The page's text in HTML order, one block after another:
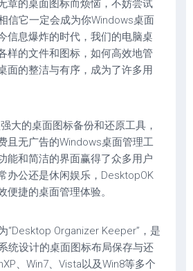
章的桌面图标而烦恼，不妨尝试
信它一定会成为你Windows桌面
信息爆炸的时代，我们的电脑桌
样的文件和图标，如何高效地管
面的整洁与有序，成为了许多用
大的桌面图标备份和还原工具，
且无广告的Windows桌面管理工
能和简洁的界面赢得了众多用户
办公还是休闲娱乐，DesktopOK
便捷的桌面管理体验。
“Desktop Organizer Keeper”，是
统设计的桌面图标布局保存与还
、Win7、Vista以及Win8等多个